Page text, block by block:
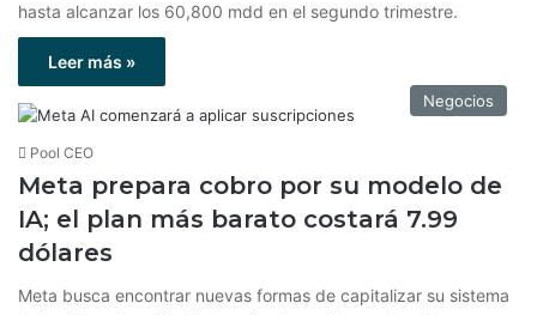
hasta alcanzar los 60,800 mdd en el segundo trimestre.
Leer más »
Negocios
Pool CEO
Meta prepara cobro por su modelo de
IA; el plan más barato costará 7.99
dólares
Meta busca encontrar nuevas formas de capitalizar su sistema